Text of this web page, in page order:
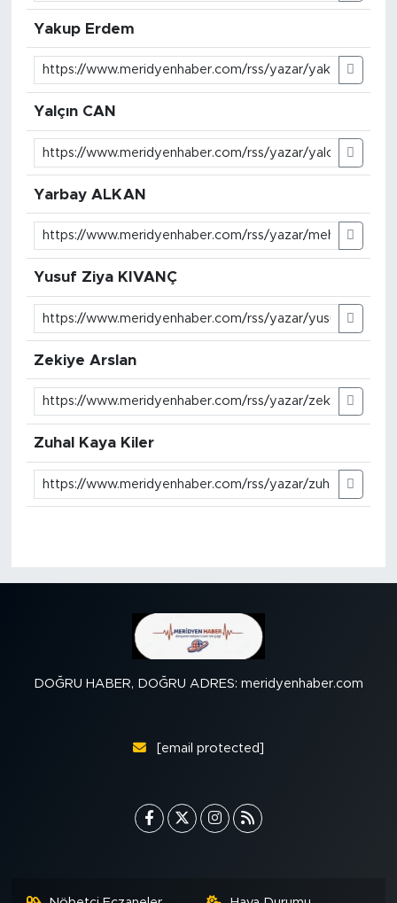
Yakup Erdem
Yalçın CAN
Yarbay ALKAN
Yusuf Ziya KIVANÇ
Zekiye Arslan
Zuhal Kaya Kiler
DOĞRU HABER, DOĞRU ADRES: meridyenhaber.com
[email protected]